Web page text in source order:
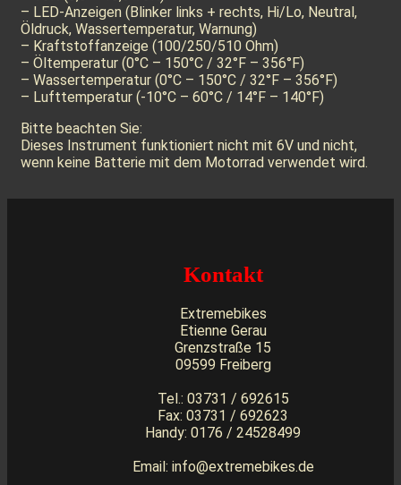
– LED-Anzeigen (Blinker links + rechts, Hi/Lo, Neutral,
Öldruck, Wassertemperatur, Warnung)
– Kraftstoffanzeige (100/250/510 Ohm)
– Öltemperatur (0°C – 150°C / 32°F – 356°F)
– Wassertemperatur (0°C – 150°C / 32°F – 356°F)
– Lufttemperatur (-10°C – 60°C / 14°F – 140°F)
Bitte beachten Sie:
Dieses Instrument funktioniert nicht mit 6V und nicht,
wenn keine Batterie mit dem Motorrad verwendet wird.
Kontakt
Extremebikes
Etienne Gerau
Grenzstraße 15
09599 Freiberg
Tel.: 03731 / 692615
Fax: 03731 / 692623
Handy: 0176 / 24528499
Email: info@extremebikes.de